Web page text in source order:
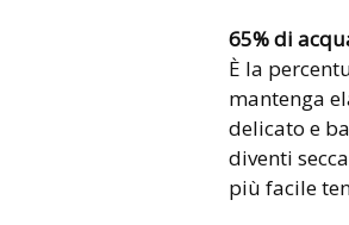
65% di
È la
mantenga
delicato e
diventi
più facile